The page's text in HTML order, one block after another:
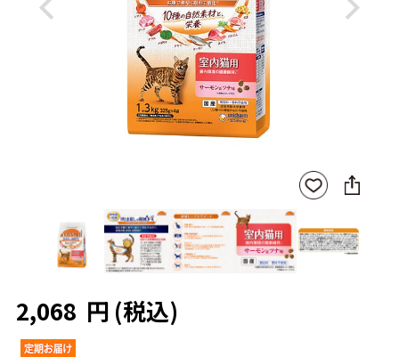
Previous Next
お気
に入
登録
SNS
に
ア
2,068 円 (税込)